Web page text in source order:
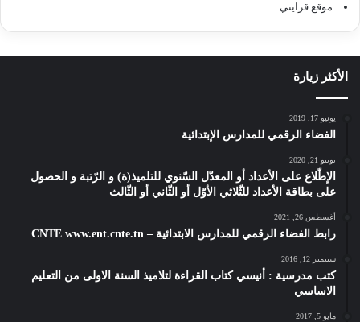
موقع قرايتي
الأكثر زيارة
يونيو 17, 2019
الفضاء الرقمي للمدارس الإبتدائية
يونيو 21, 2020
الإطّلاع على الأعداد أو المعدّل السّنوي للتلميذ(ة) و الرّتبة و الحصول
على بطاقة الأعداد للثّلاثي الأوّل أو الثّاني أو الثّالث
أغسطس 26, 2021
رابط الفضاء الرقمي للمدارس الابتدائية – CNTE www.ent.cnte.tn
سبتمبر 12, 2016
كتب مدرسية : أنيسي كتاب القراءة لتلاميذ السنة الاولى من التعليم
الاساسي
مايو 5, 2017